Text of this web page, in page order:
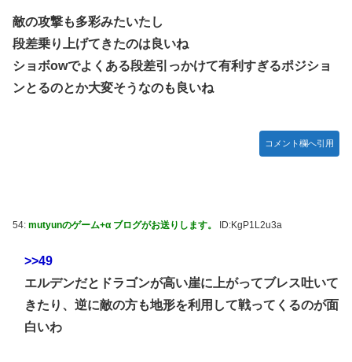
敵の攻撃も多彩みたいたし
段差乗り上げてきたのは良いね
ショボowでよくある段差引っかけて有利すぎるポジショ
ンとるのとか大変そうなのも良いね
コメント欄へ引用
54: mutyunのゲーム+α ブログがお送りします。 ID:KgP1L2u3a
>>49
エルデンだとドラゴンが高い崖に上がってブレス吐いて
きたり、逆に敵の方も地形を利用して戦ってくるのが面
白いわ